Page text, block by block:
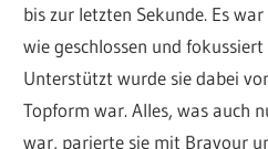
bis zur letzten Sekunde. Es
wie geschlossen und
Unterstützt wurde sie dabei
Topform war. Alles, was auch
war, parierte sie mit Bravour